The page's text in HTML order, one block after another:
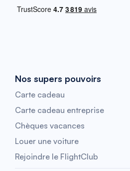
Nos supers pouvoirs
Carte cadeau
Carte cadeau entreprise
Chèques vacances
Louer une voiture
Rejoindre le FlightClub